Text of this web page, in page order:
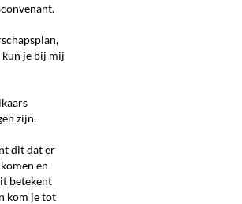
kun je bij mij
zijn.
dit dat er
en
betekent
kom je tot